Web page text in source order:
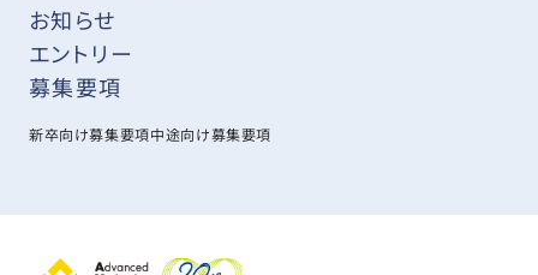
お知らせ
エントリー
募集要項
新卒向け募集要項中途向け募集要項